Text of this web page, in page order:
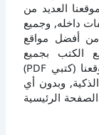
العديد من
داخله, وجميع
نعتبر من أفضل مواقع
الكتب بجميع
تخصصاتها, وبالنسبة لتصفح الموقع, فإن موقعنا (كتبي PDF)
وبدون أي
الرئيسية